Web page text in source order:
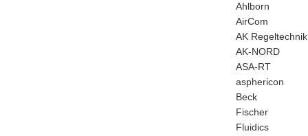
Ahlborn
AirCom
AK Regeltechnik
AK-NORD
ASA-RT
asphericon
Beck
Fischer
Fluidics